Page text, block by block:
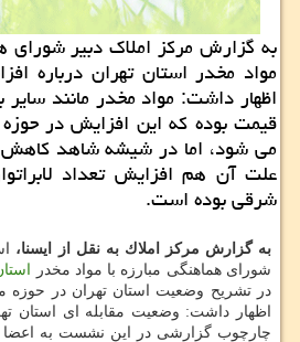
به گزارش مركز املاك دبیر شورای
مواد مخدر استان تهران درباره
اظهار داشت: مواد مخدر مانند
قیمت بوده كه این افزایش در
علت آن هم افزایش تعداد
شرقی بوده است.
به گزارش مركز املاك به نقل از ایسنا،
شورای هماهنگی مبارزه با مواد مخدر
در تشریح وضعیت استان تهران در حوزه
اظهار داشت: وضعیت مقابله ای استان
چارچوب گزارشی در این نشست به